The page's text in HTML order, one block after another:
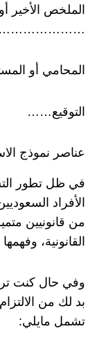
الملخص الأخير
المحامي أو
التوقيع……
عناصر نموذج
في ظل تطور
الأفراد
من قانونيين
القانونية،
وفي حال كنت
بد لك من
تشمل مايلي: